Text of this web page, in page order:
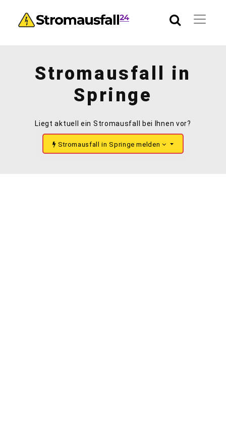
Stromausfall in
Springe
Liegt aktuell ein Stromausfall bei Ihnen vor?
Stromausfall in Springe melden